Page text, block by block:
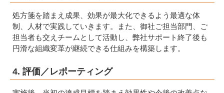
処方箋を踏まえ成果、効果が最大化できるよう最適な体
制、人材で実践していきます。また、御社ご担当部門、ご
担当者も交えチームとして活動し、弊社サポート終了後も
円滑な組織変革が継続できる仕組みを構築します。
4. 評価／レポーティング